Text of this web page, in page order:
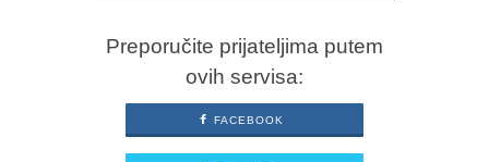
Preporučite prijateljima putem
ovih servisa:
FACEBOOK